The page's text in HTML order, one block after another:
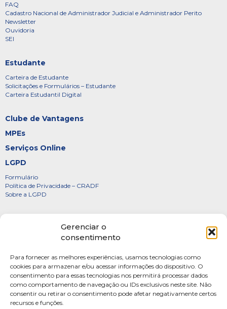
Gerenciar o
consentimento
Para fornecer as melhores experiências, usamos tecnologias como
cookies para armazenar e/ou acessar informações do dispositivo. O
consentimento para essas tecnologias nos permitirá processar dados
como comportamento de navegação ou IDs exclusivos neste site. Não
consentir ou retirar o consentimento pode afetar negativamente certos
recursos e funções.
FAQ
Cadastro Nacional de Administrador Judicial e Administrador Perito
Newsletter
Ouvidoria
SEI
Estudante
Carteira de Estudante
Solicitações e Formulários – Estudante
Carteira Estudantil Digital
Clube de Vantagens
MPEs
Serviços Online
LGPD
Formulário
Política de Privacidade – CRADF
Sobre a LGPD
Diretoria
FOTOS
Webmail
Artigos